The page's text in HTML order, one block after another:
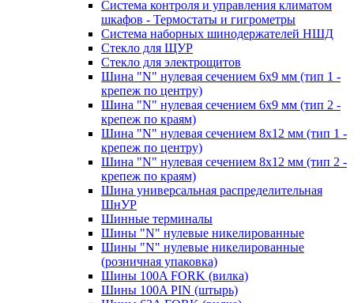
Система контроля и управления климатом
шкафов - Термостаты и гигрометры
Система наборных шинодержателей НШД
Стекло для ЩУР
Стекло для электрощитов
Шина "N" нулевая сечением 6х9 мм (тип 1 -
крепеж по центру)
Шина "N" нулевая сечением 6х9 мм (тип 2 -
крепеж по краям)
Шина "N" нулевая сечением 8х12 мм (тип 1 -
крепеж по центру)
Шина "N" нулевая сечением 8х12 мм (тип 2 -
крепеж по краям)
Шина универсальная распределительная
ШнУР
Шинные терминалы
Шины "N" нулевые никелированные
Шины "N" нулевые никелированные
(розничная упаковка)
Шины 100A FORK (вилка)
Шины 100A PIN (штырь)